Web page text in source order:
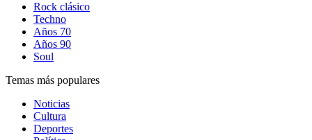
Rock clásico
Techno
Años 70
Años 90
Soul
Temas más populares
Noticias
Cultura
Deportes